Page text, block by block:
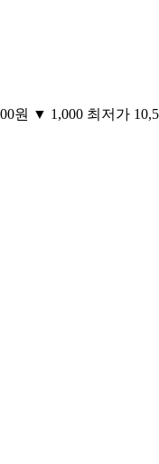
원 ▼ 1,000 최저가